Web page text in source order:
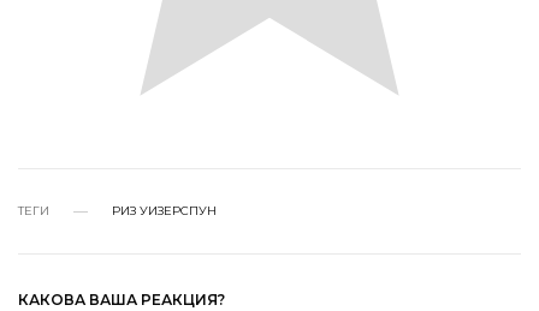
ТЕГИ РИЗ УИЗЕРСПУН
КАКОВА ВАША РЕАКЦИЯ?